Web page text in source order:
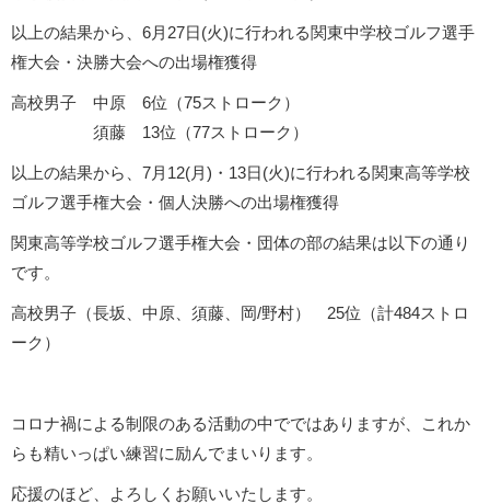
以上の結果から、6月27日(火)に行われる関東中学校ゴルフ選手
権大会・決勝大会への出場権獲得
高校男子 中原 6位（75ストローク）
須藤 13位（77ストローク）
以上の結果から、7月12(月)・13日(火)に行われる関東高等学校
ゴルフ選手権大会・個人決勝への出場権獲得
関東高等学校ゴルフ選手権大会・団体の部の結果は以下の通り
です。
高校男子（長坂、中原、須藤、岡/野村） 25位（計484ストロ
ーク）
コロナ禍による制限のある活動の中でではありますが、これか
らも精いっぱい練習に励んでまいります。
応援のほど、よろしくお願いいたします。